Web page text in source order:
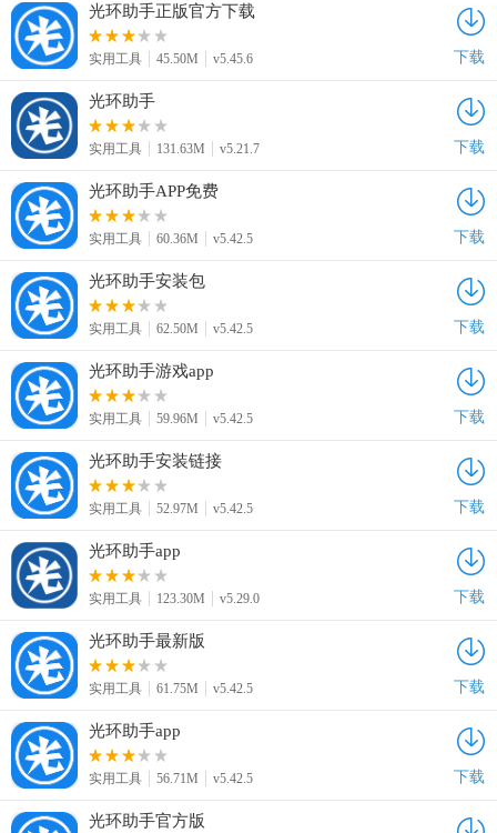
光环助手正版官方下载
实用工具 45.50M v5.45.6 下载
光环助手
实用工具 131.63M v5.21.7 下载
光环助手APP免费
实用工具 60.36M v5.42.5 下载
光环助手安装包
实用工具 62.50M v5.42.5 下载
光环助手游戏app
实用工具 59.96M v5.42.5 下载
光环助手安装链接
实用工具 52.97M v5.42.5 下载
光环助手app
实用工具 123.30M v5.29.0 下载
光环助手最新版
实用工具 61.75M v5.42.5 下载
光环助手app
实用工具 56.71M v5.42.5 下载
光环助手官方版